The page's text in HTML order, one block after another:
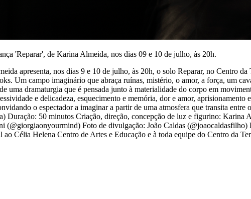
'Reparar', de Karina Almeida, nos dias 09 e 10 de julho, às 20h.
apresenta, nos dias 9 e 10 de julho, às 20h, o solo Reparar, no Centro
Um campo imaginário que abraça ruínas, mistério, o amor, a força, um
uma dramaturgia que é pensada junto à materialidade do corpo em
e delicadeza, esquecimento e memória, dor e amor,
o espectador a imaginar a partir de uma atmosfera que transita
Duração: 50 minutos Criação, direção, concepção de luz e figurino:
(@giorgiaonyourmind) Foto de divulgação: João Caldas
ao Célia Helena Centro de Artes e Educação e à toda equipe do Centro da